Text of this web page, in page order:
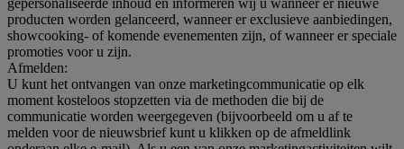
producten worden gelanceerd, wanneer er exclusieve aanbiedingen,
showcooking- of komende evenementen zijn, of wanneer er speciale
promoties voor u zijn.
Afmelden:
U kunt het ontvangen van onze marketingcommunicatie op elk
moment kosteloos stopzetten via de methoden die bij de
communicatie worden weergegeven (bijvoorbeeld om u af te
melden voor de nieuwsbrief kunt u klikken op de afmeldlink